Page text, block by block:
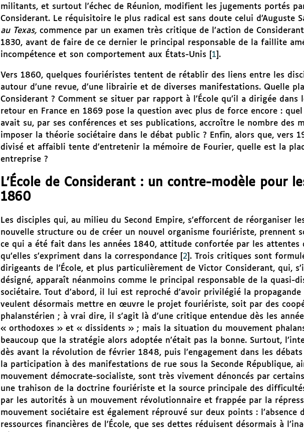
militants, et surtout l’échec de Réunion, modifient les jugements portés
Considerant. Le réquisitoire le plus radical est sans doute celui d’Auguste
au Texas,commence par un examen très critique de l’action de
1830, avant de faire de ce dernier le principal responsable de la faillite
incompétence et son comportement aux États-Unis
1 .
Vers 1860, quelques fouriéristes tentent de rétablir des liens entre les
autour d’une revue, d’une librairie et de diverses manifestations. Quelle
Considerant ? Comment se situer par rapport à l’École qu’il a dirigée dans
retour en France en 1869 pose la question avec plus de force encore :
avait su, par ses conférences et ses publications, accroître le nombre des
imposer la théorie sociétaire dans le débat public ? Enfin, alors que, vers
divisé et affaibli tente d’entretenir la mémoire de Fourier, quelle est la
entreprise ?
L’École de Considerant : un contre-modèle pour
1860
Les disciples qui, au milieu du Second Empire, s’efforcent de réorganiser
nouvelle structure ou de créer un nouvel organisme fouriériste, prennent
ce qui a été fait dans les années 1840, attitude confortée par les attentes
qu’elles s’expriment dans la correspondance[ 2] . Trois critiques sont
dirigeants de l’École, et plus particulièrement de Victor Considerant, qui,
désigné, apparaît néanmoins comme le principal responsable de la quasi-
sociétaire. Tout d’abord, il lui est reproché d’avoir privilégié la
veulent désormais mettre en œuvre le projet fouriériste, soit par des
phalanstérien ; à vrai dire, il s’agit là d’une critique entendue dès les
« orthodoxes » et « dissidents » ; mais la situation du mouvement
beaucoup que la stratégie alors adoptée n’était pas la bonne. Surtout,
dès avant la révolution de février 1848, puis l’engagement dans les
la participation à des manifestations de rue sous la Seconde République,
mouvement démocrate-socialiste, sont très vivement dénoncés par
une trahison de la doctrine fouriériste et la source principale des difficultés
par les autorités à un mouvement révolutionnaire et frappée par la
mouvement sociétaire est également réprouvé sur deux points : l’absence
ressources financières de l’École, que ses dettes réduisent désormais à